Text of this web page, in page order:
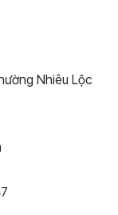
Nhiêu Lộc